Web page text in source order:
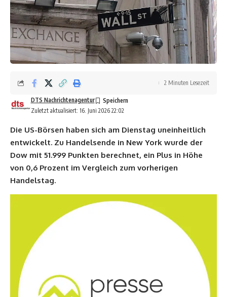
Zuletzt aktualisiert: 16. Juni 2026 22:02
DTS Nachrichtenagentur
2 Minuten Lesezeit
Die US-Börsen haben sich am Dienstag uneinheitlich
entwickelt. Zu Handelsende in New York wurde der
Dow mit 51.999 Punkten berechnet, ein Plus in Höhe
von 0,6 Prozent im Vergleich zum vorherigen
Handelstag.